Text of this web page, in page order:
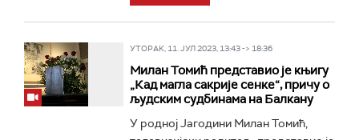
УТОРАК, 11. ЈУЛ 2023, 13:43 -> 18:36
Милан Томић представио је књигу
„Кад магла сакрије сенке“, причу о
људским судбинама на Балкану
У родној Јагодини Милан Томић,